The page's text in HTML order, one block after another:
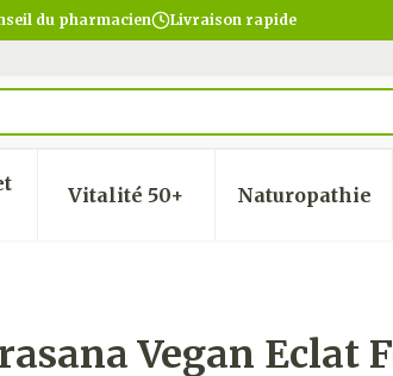
du pharmacien Livraison rapide
soins et hygiène
la catégorie Régime,
le sous-menu pour la catégorie
Vitalité 50+Afficher le sous-menu
Naturopathie
Afficher
200g Be-bio-02
Vegan Eclat